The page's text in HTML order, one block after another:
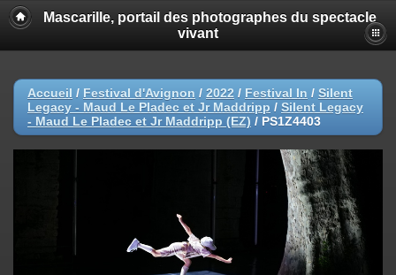
Mascarille, portail des photographes du spectacle
vivant
Accueil / Festival d'Avignon / 2022 / Festival In / Silent
Legacy - Maud Le Pladec et Jr Maddripp / Silent Legacy
- Maud Le Pladec et Jr Maddripp (EZ) / PS1Z4403